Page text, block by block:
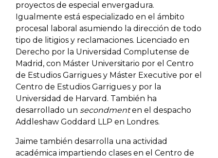
proyectos de especial envergadura.
Igualmente está especializado en el ámbito
procesal laboral asumiendo la dirección de todo
tipo de litigios y reclamaciones. Licenciado en
Derecho por la Universidad Complutense de
Madrid, con Máster Universitario por el Centro
de Estudios Garrigues y Máster Executive por el
Centro de Estudios Garrigues y por la
Universidad de Harvard. También ha
desarrollado un secondmenten el despacho
Addleshaw Goddard LLP en Londres.
Jaime también desarrolla una actividad
académica impartiendo clases en el Centro de